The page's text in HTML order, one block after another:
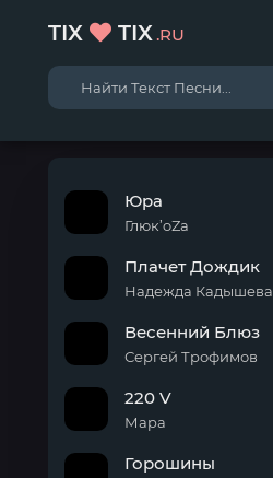
TIX TIX.RU
Юра
Глюк’oZa
Плачет Дождик
Надежда Кадышева
Весенний Блюз
Сергей Трофимов
220 V
Мара
Горошины